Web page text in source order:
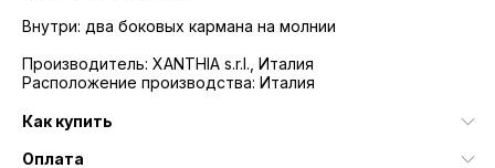
Внутри: два боковых кармана на молнии
Производитель: XANTHIA s.r.l., Италия
Расположение производства: Италия
Как купить
Оплата